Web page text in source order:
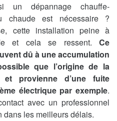
un dépannage chauffe-
chaude est nécessaire ?
cette installation peine à
et cela se ressent. Ce
dû à une accumulation
que l’origine de la
provienne d’une fuite
électrique par exemple.
avec un professionnel
dans les meilleurs délais.